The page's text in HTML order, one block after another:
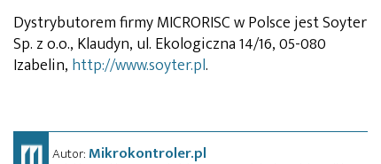
Dystrybutorem firmy MICRORISC w Polsce jest Soyter
Sp. z o.o., Klaudyn, ul. Ekologiczna 14/16, 05-080
Izabelin, http://www.soyter.pl.
Autor:Mikrokontroler.pl